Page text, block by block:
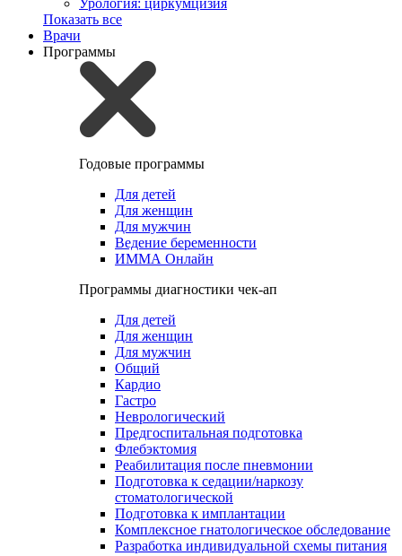
Урология: циркумцизия
Показать все
Врачи
Программы
Годовые программы
Для детей
Для женщин
Для мужчин
Ведение беременности
ИММА Онлайн
Программы диагностики чек-ап
Для детей
Для женщин
Для мужчин
Общий
Кардио
Гастро
Неврологический
Предгоспитальная подготовка
Флебэктомия
Реабилитация после пневмонии
Подготовка к седации/наркозу
стоматологической
Подготовка к имплантации
Комплексное гнатологическое обследование
Разработка индивидуальной схемы питания